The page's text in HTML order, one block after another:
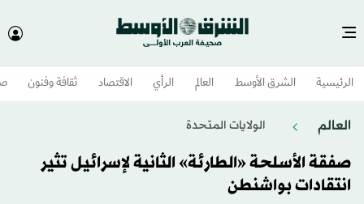
الرئيسية الشرق الأوسط​ العالم الرأي الاقتصاد ثقافة وفنون
العالم الولايات المتحدة​
صفقة الأسلحة «الطارئة» الثانية لإسرائيل تثير
انتقادات بواشنطن